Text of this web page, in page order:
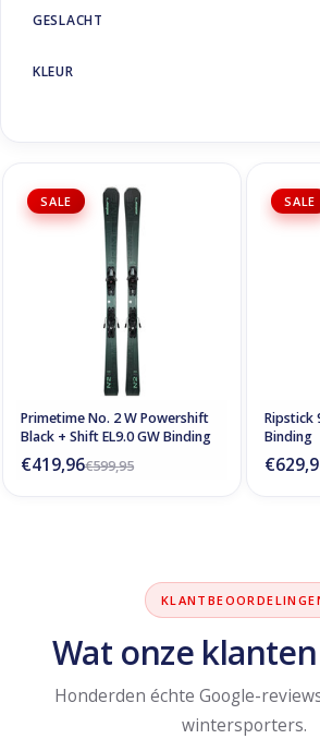
GESLACHT
KLEUR
SALE
Primetime No. 2 W Powershift
Black + Shift EL9.0 GW Binding
€599,95
€419,96
SALE
Ripstick
Binding
Wat onze
Honderden échte Google-
wintersporters.